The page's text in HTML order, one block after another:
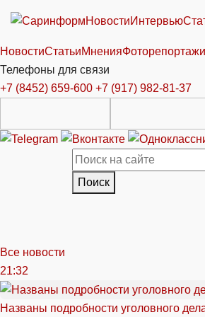
НовостиИнтервью
НовостиСтатьиМненияФоторепортажи
Телефоны для связи
+7 (8452) 659-600 +7 (917) 982-81-37
Поиск
Все новости
21:32
Названы подробности уголовного